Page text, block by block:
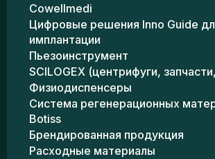
Cowellmedi
Цифровые решения Inno Guide
имплантации
Пьезоинструмент
SCILOGEX (центрифуги,
Физиодиспенсеры
Система регенерационных
Botiss
Брендированная продукция
Расходные материалы